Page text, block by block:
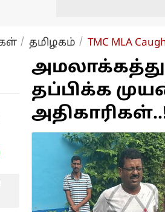
த‌மிழக‌ம் TMC MLA
தப்பிக்க